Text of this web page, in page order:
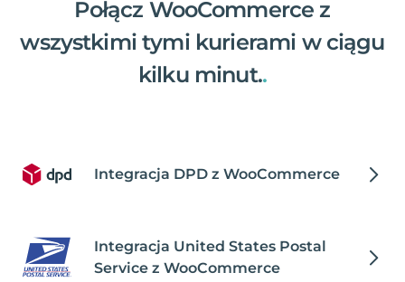
Połącz WooCommerce z
wszystkimi tymi kurierami w ciągu
kilku minut..
Integracja DPD z WooCommerce
Integracja United States Postal
Service z WooCommerce